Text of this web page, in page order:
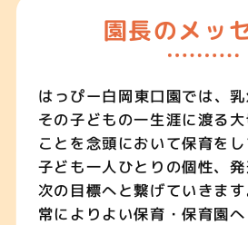
園長のメッ
はっぴー白岡東口園では、
その子どもの一生涯に渡る
ことを念頭において保育をし
子ども一人ひとりの個性、
次の目標へと繋げていきます
常によりよい保育・保育園